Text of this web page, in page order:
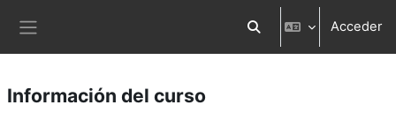
Selector de búsqueda
Acceder
Información del curso